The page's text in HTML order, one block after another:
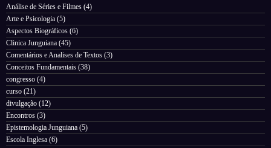
Análise de Séries e Filmes (4)
Arte e Psicologia (5)
Aspectos Biográficos (6)
Clinica Junguiana (45)
Comentários e Analises de Textos (3)
Conceitos Fundamentais (38)
congresso (4)
curso (21)
divulgação (12)
Encontros (3)
Epistemologia Junguiana (5)
Escola Inglesa (6)